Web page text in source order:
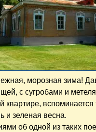
морозная зима!
с сугробами и
квартире, вспоминается
и зеленая весна.
об одной из таких